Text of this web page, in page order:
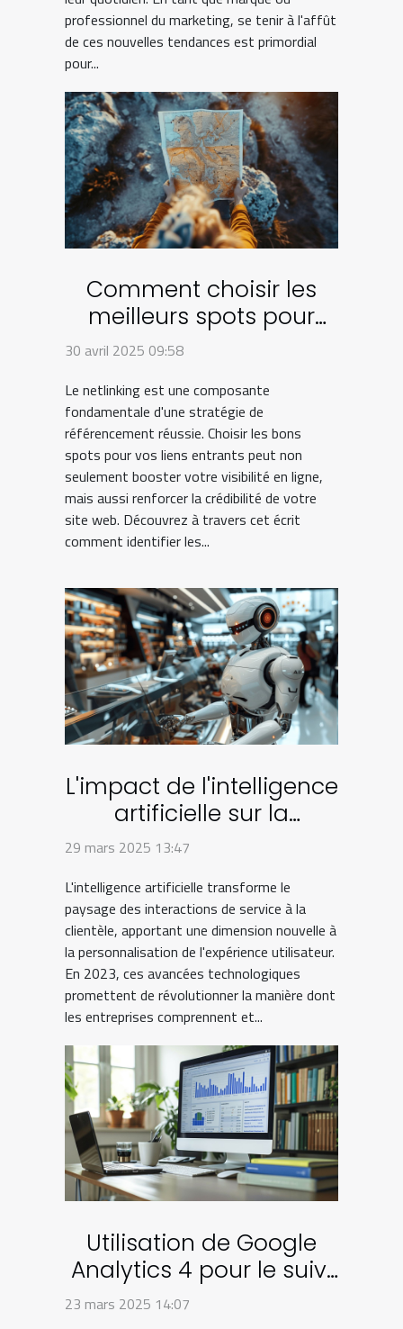
professionnel du marketing, se tenir à l'affût
de ces nouvelles tendances est primordial
pour...
Comment choisir les
meilleurs spots pour
votre stratégie de
30 avril 2025 09:58
Le netlinking est une composante
fondamentale d'une stratégie de
référencement réussie. Choisir les bons
spots pour vos liens entrants peut non
seulement booster votre visibilité en ligne,
mais aussi renforcer la crédibilité de votre
site web. Découvrez à travers cet écrit
comment identifier les...
L'impact de l'intelligence
artificielle sur la
personnalisation de
2023
29 mars 2025 13:47
L'intelligence artificielle transforme le
paysage des interactions de service à la
clientèle, apportant une dimension nouvelle à
la personnalisation de l'expérience utilisateur.
En 2023, ces avancées technologiques
promettent de révolutionner la manière dont
les entreprises comprennent et...
Utilisation de Google
Analytics 4 pour le suivi
avancé des conversions
23 mars 2025 14:07